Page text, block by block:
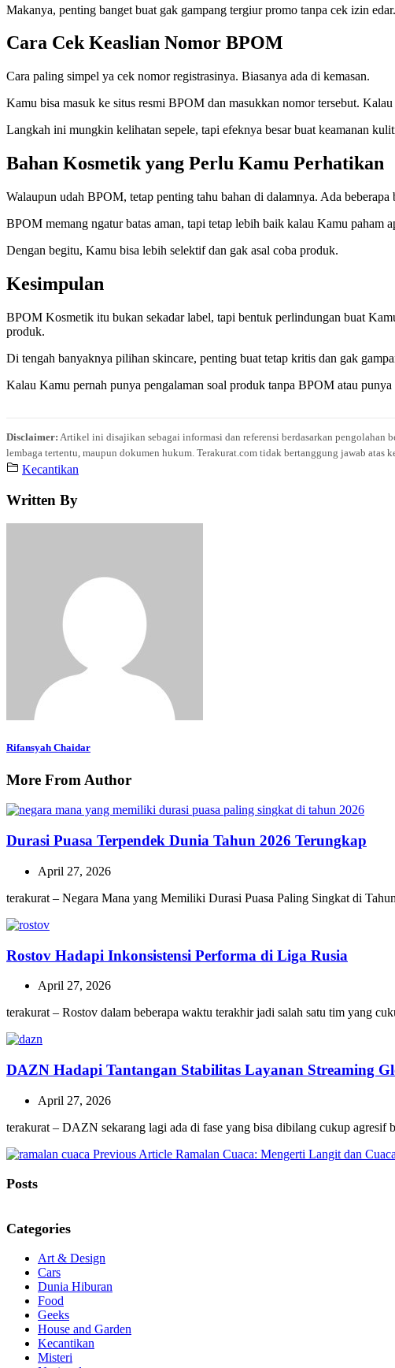
Makanya, penting banget buat gak gampang tergiur promo tanpa cek izin edar.
Cara Cek Keaslian Nomor BPOM
Cara paling simpel ya cek nomor registrasinya. Biasanya ada di kemasan.
Kamu bisa masuk ke situs resmi BPOM dan masukkan nomor tersebut.
Langkah ini mungkin kelihatan sepele, tapi efeknya besar buat keamanan
Bahan Kosmetik yang Perlu Kamu Perhatikan
Walaupun udah BPOM, tetap penting tahu bahan di dalamnya. Ada
BPOM memang ngatur batas aman, tapi tetap lebih baik kalau Kamu paham
Dengan begitu, Kamu bisa lebih selektif dan gak asal coba produk.
Kesimpulan
BPOM Kosmetik itu bukan sekadar label, tapi bentuk perlindungan buat
produk.
Di tengah banyaknya pilihan skincare, penting buat tetap kritis dan gak
Kalau Kamu pernah punya pengalaman soal produk tanpa BPOM atau
Disclaimer: Artikel ini disajikan sebagai informasi dan referensi berdasarkan pengolahan
lembaga tertentu, maupun dokumen hukum. Terakurat.com tidak bertanggung jawab
Kecantikan
Written By
Rifansyah Chaidar
More From Author
Durasi Puasa Terpendek Dunia Tahun 2026 Terungkap
April 27, 2026
terakurat – Negara Mana yang Memiliki Durasi Puasa Paling Singkat di
Rostov Hadapi Inkonsistensi Performa di Liga Rusia
April 27, 2026
terakurat – Rostov dalam beberapa waktu terakhir jadi salah satu tim yang
DAZN Hadapi Tantangan Stabilitas Layanan Streaming
April 27, 2026
terakurat – DAZN sekarang lagi ada di fase yang bisa dibilang cukup agresif
Previous Article Previous
Ramalan Cuaca: Mengerti Langit dan
Posts
Categories
Art & Design
Cars
Dunia Hiburan
Food
Geeks
House and Garden
Kecantikan
Misteri